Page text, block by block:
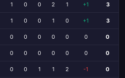
1 0 0 2 1 +1 3
1 0 0 1 0 +1 3
0 0 0 0 0 0 0
0 0 0 0 0 0 0
0 0 1 1 2 -1 0